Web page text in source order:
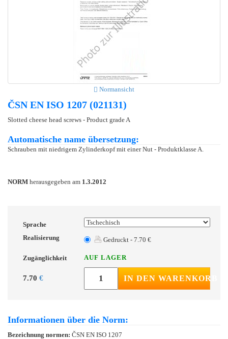
Normansicht
ČSN EN ISO 1207 (021131)
Slotted cheese head screws - Product grade A
Automatische name übersetzung:
Schrauben mit niedrigem Zylinderkopf mit einer Nut - Produktklasse A.
NORM herausgegeben am 1.3.2012
Sprache
Realisierung
Gedruckt - 7.70 €
Zugänglichkeit AUF LAGER
7.70 € IN DEN WARENKORB
Informationen über die Norm:
Bezeichnung normen: ČSN EN ISO 1207